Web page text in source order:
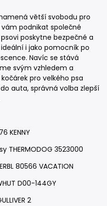
větší svobodu pro
podnikat společné
poskytne bezpečné a
i jako pomocník po
Navíc se stává
svým vzhledem a
pro velkého psa
auta, správná volba zlepší
KENNY
THERMODOG 3523000
80566 VACATION
D00-144GY
2